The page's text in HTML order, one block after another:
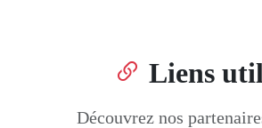
Liens
Découvrez nos